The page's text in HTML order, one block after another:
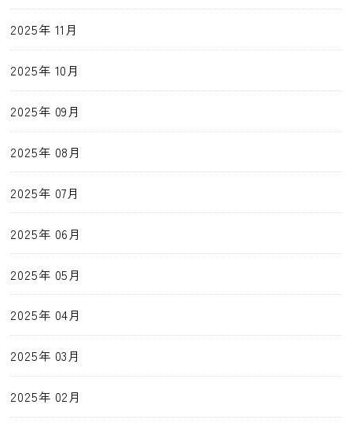
2025年 11月
2025年 10月
2025年 09月
2025年 08月
2025年 07月
2025年 06月
2025年 05月
2025年 04月
2025年 03月
2025年 02月